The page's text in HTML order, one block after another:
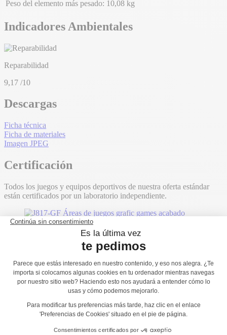
Peso del elemento más pesado: 10,08 kg
Indicadores Ambientales
Reparabilidad
9,17 /10
Descargas
Ficha técnica
Ficha de materiales
Imagen JPEG
Certificación
Todos los juegos y equipos deportivos de nuestra oferta estándar
están certificados por un laboratorio independiente.
También le podría gustar...
J834-GF®